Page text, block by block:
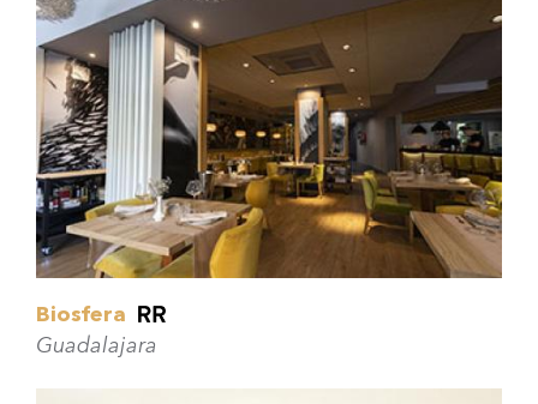
Biosfera
Guadalajara